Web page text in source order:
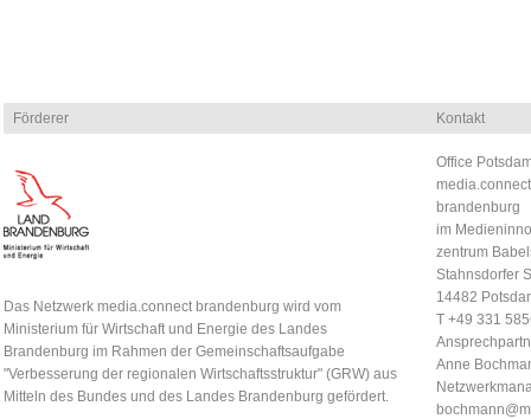
Förderer Kontakt
Das Netzwerk media.connect brandenburg wird vom
Ministerium für Wirtschaft und Energie des Landes
Brandenburg im Rahmen der Gemeinschaftsaufgabe
"Verbesserung der regionalen Wirtschaftsstruktur" (GRW) aus
Mitteln des Bundes und des Landes Brandenburg gefördert.
Office
media.connect
brandenburg
im
zentrum
Stahnsdorfer
14482
T +49 331
Anne